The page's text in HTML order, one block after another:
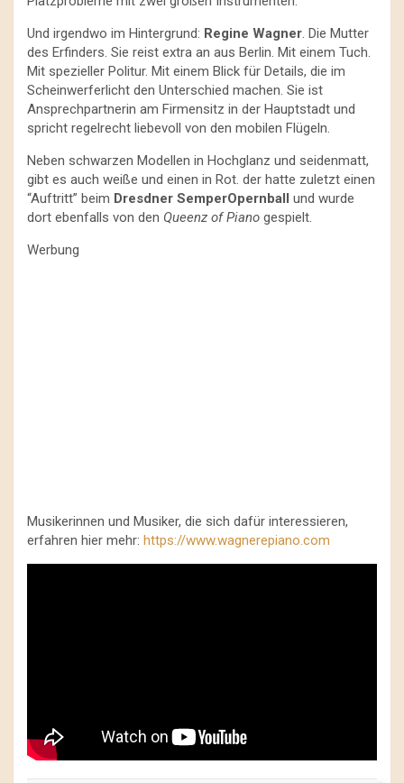
Und irgendwo im Hintergrund: Regine Wagner. Die Mutter
des Erfinders. Sie reist extra an aus Berlin. Mit einem Tuch.
Mit spezieller Politur. Mit einem Blick für Details, die im
Scheinwerferlicht den Unterschied machen. Sie ist
Ansprechpartnerin am Firmensitz in der Hauptstadt und
spricht regelrecht liebevoll von den mobilen Flügeln.
Neben schwarzen Modellen in Hochglanz und seidenmatt,
gibt es auch weiße und einen in Rot. der hatte zuletzt einen
“Auftritt” beim Dresdner SemperOpernball und wurde
dort ebenfalls von den Queenz of Piano gespielt.
Werbung
Musikerinnen und Musiker, die sich dafür interessieren,
erfahren hier mehr: https://www.wagnerepiano.com